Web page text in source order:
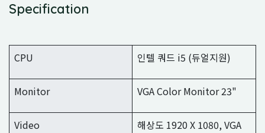
Specification
CPU 인텔 쿼드 i5 (듀얼지원)
Monitor VGA Color Monitor 23"
Video 해상도 1920 X 1080, VGA